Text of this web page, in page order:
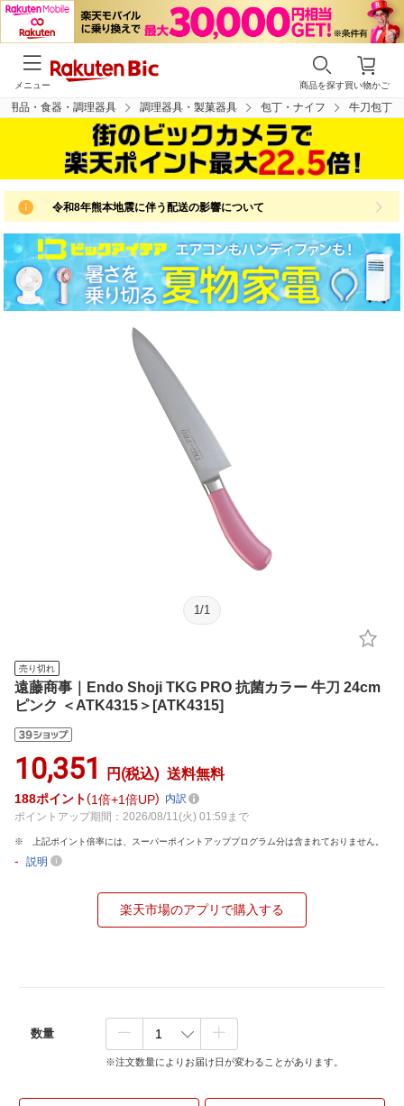
買い物かご
商品を探す
メニュー
用品・食器・調理器具 調理器具・製菓器具 包丁・ナイフ 牛刀包丁
令和8年熊本地震に伴う配送の影響について
1 /1
売り切れ
遠藤商事｜Endo Shoji TKG PRO 抗菌カラー 牛刀 24cm
ピンク ＜ATK4315＞[ATK4315]
10,351 円(税込) 送料無料
188ポイント 1倍 1倍UP
内訳
ポイントアップ期間：2026/08/11(火) 01:59まで
上記ポイント倍率には、スーパーポイントアッププログラム分は含まれておりません。
- 説明
楽天市場のアプリで購入する
数量
※注文数量によりお届け日が変わることがあります。